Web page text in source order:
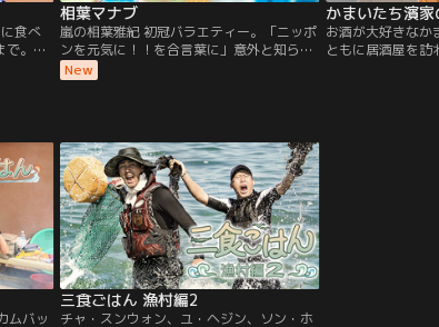
食べ
で。」
～ ゴ
アン
！
相葉マナブ
嵐の相葉雅紀 初冠バラエティー。「ニッポ
ンを元気に！！を合言葉に」意外と知らな
いニッポンの素晴らしさを学びに行きま
す。我が国ニッポンには世界に誇れるモノ
られざるニッポンに触れその素晴らしさで
みんなに勇気とパワーをお届けします！
New
かまいたち濱
お酒が大好きなか
ともに居酒屋を
ムバッ
三食ごはん 漁村編2
チャ・スンウォン、ユ・ヘジン、ソン・ホ